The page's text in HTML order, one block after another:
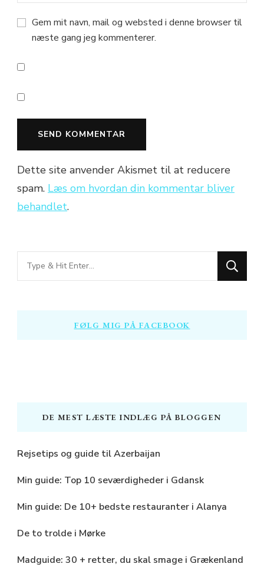
Gem mit navn, mail og websted i denne browser til
næste gang jeg kommenterer.
Dette site anvender Akismet til at reducere
spam. Læs om hvordan din kommentar bliver
behandlet.
Looking
for
FØLG MIG PÅ FACEBOOK
DE MEST LÆSTE INDLÆG PÅ BLOGGEN
Rejsetips og guide til Azerbaijan
Min guide: Top 10 seværdigheder i Gdansk
Min guide: De 10+ bedste restauranter i Alanya
De to trolde i Mørke
Madguide: 30 + retter, du skal smage i Grækenland